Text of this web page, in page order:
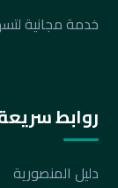
خدمة مجانية
روابط
دليل المنصورية